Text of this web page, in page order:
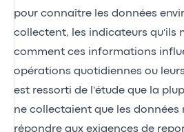
pour connaître les données
collectent, les indicateurs qu'ils
comment ces informations
opérations quotidiennes ou
est ressorti de l'étude que la
ne collectaient que les données
répondre aux exigences de